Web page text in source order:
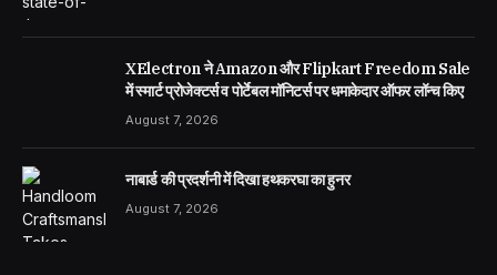
XElectron ने Amazon और Flipkart Freedom Sale
में स्मार्ट प्रोजेक्टर्स व पोर्टेबल मॉनिटर्स पर धमाकेदार ऑफर लॉन्च किए
August 7, 2026
नाबार्ड की प्रदर्शनी में दिखा हथकरघा का हुनर
August 7, 2026